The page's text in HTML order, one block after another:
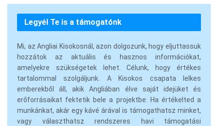
Legyél Te is a támogatónk
Mi, az Angliai Kisokosnál, azon dolgozunk, hogy eljuttassuk
hozzátok az aktuális és hasznos információkat,
amelyekre szükségetek lehet. Célunk, hogy értékes
tartalommal szolgáljunk. A Kisokos csapata lelkes
emberekből áll, akik Angliában élve saját idejüket és
erőforrásaikat fektetik bele a projektbe. Ha értékelted a
munkánkat, akár egy kávé árával is támogathatsz minket,
vagy választhatsz rendszeres havi támogatási